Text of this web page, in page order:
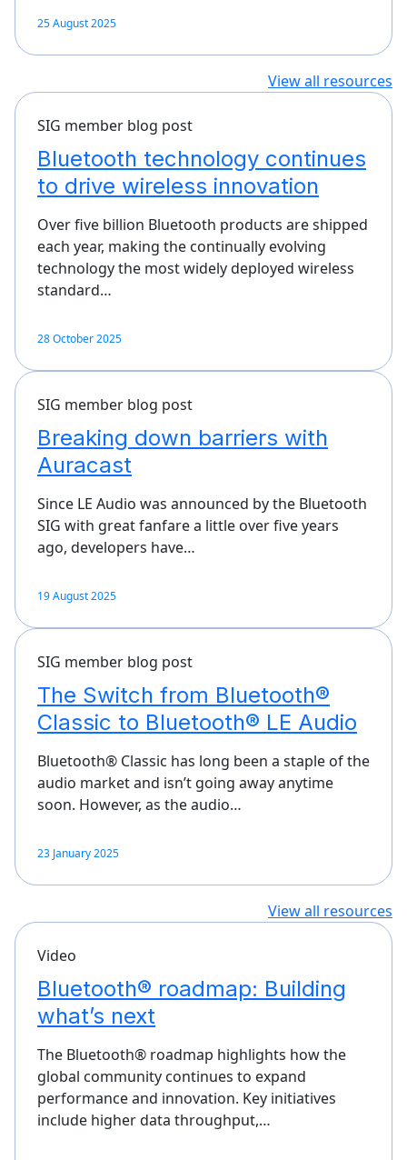
25 August 2025
View all resources
SIG member blog post
Bluetooth technology continues
to drive wireless innovation
Over five billion Bluetooth products are shipped
each year, making the continually evolving
technology the most widely deployed wireless
standard…
28 October 2025
SIG member blog post
Breaking down barriers with
Auracast
Since LE Audio was announced by the Bluetooth
SIG with great fanfare a little over five years
ago, developers have…
19 August 2025
SIG member blog post
The Switch from Bluetooth®
Classic to Bluetooth® LE Audio
Bluetooth® Classic has long been a staple of the
audio market and isn’t going away anytime
soon. However, as the audio…
23 January 2025
View all resources
Video
Bluetooth® roadmap: Building
what’s next
The Bluetooth® roadmap highlights how the
global community continues to expand
performance and innovation. Key initiatives
include higher data throughput,…